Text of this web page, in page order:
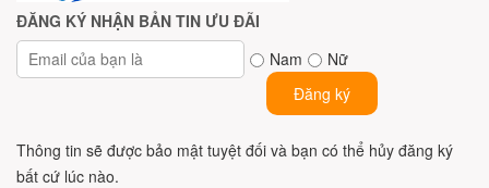
ĐĂNG KÝ NHẬN BẢN TIN ƯU ĐÃI
Nam
Nữ
Đăng ký
Thông tin sẽ được bảo mật tuyệt đối và bạn có thể hủy đăng ký
bất cứ lúc nào.